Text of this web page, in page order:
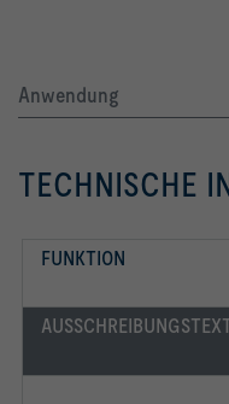
Anwendung
TECHNISCHE
FUNKTION